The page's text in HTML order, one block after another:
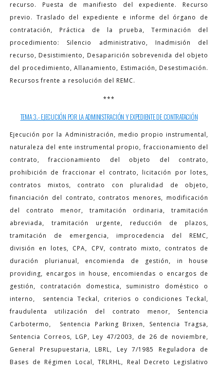
recurso. Puesta de manifiesto del expediente. Recurso
previo. Traslado del expediente e informe del órgano de
contratación, Práctica de la prueba, Terminación del
procedimiento: Silencio administrativo, Inadmisión del
recurso, Desistimiento, Desaparición sobrevenida del objeto
del procedimiento, Allanamiento, Estimación, Desestimación.
Recursos frente a resolución del REMC.
***
TEMA 3.- EJECUCIÓN POR LA ADMINISTRACIÓN Y EXPEDIENTE DE CONTRATACIÓN
Ejecución por la Administración, medio propio instrumental,
naturaleza del ente instrumental propio, fraccionamiento del
contrato, fraccionamiento del objeto del contrato,
prohibición de fraccionar el contrato, licitación por lotes,
contratos mixtos, contrato con pluralidad de objeto,
financiación del contrato, contratos menores, modificación
del contrato menor, tramitación ordinaria, tramitación
abreviada, tramitación urgente, reducción de plazos,
tramitación de emergencia, improcedencia del REMC,
división en lotes, CPA, CPV, contrato mixto, contratos de
duración plurianual, encomienda de gestión, in house
providing, encargos in house, encomiendas o encargos de
gestión, contratación domestica, suministro doméstico o
interno, sentencia Teckal, criterios o condiciones Teckal,
fraudulenta utilización del contrato menor, Sentencia
Carbotermo, Sentencia Parking Brixen, Sentencia Tragsa,
Sentencia Correos, LGP, Ley 47/2003, de 26 de noviembre,
General Presupuestaria, LBRL, Ley 7/1985 Reguladora de
Bases de Régimen Local, TRLRHL, Real Decreto Legislativo